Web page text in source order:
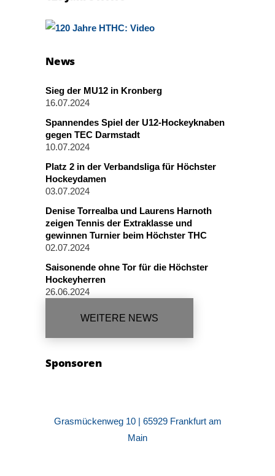
News
Sieg der MU12 in Kronberg
16.07.2024
Spannendes Spiel der U12-Hockeyknaben
gegen TEC Darmstadt
10.07.2024
Platz 2 in der Verbandsliga für Höchster
Hockeydamen
03.07.2024
Denise Torrealba und Laurens Harnoth
zeigen Tennis der Extraklasse und
gewinnen Turnier beim Höchster THC
02.07.2024
Saisonende ohne Tor für die Höchster
Hockeyherren
26.06.2024
WEITERE NEWS
Sponsoren
Grasmückenweg 10 | 65929 Frankfurt am
Main